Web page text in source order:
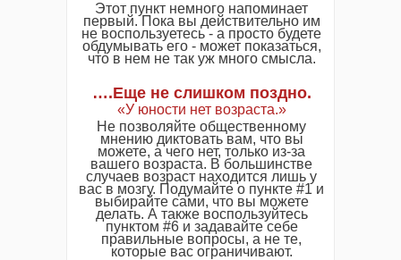
Этот пункт немного напоминает
первый. Пока вы действительно им
не воспользуетесь - а просто будете
обдумывать его - может показаться,
что в нем не так уж много смысла.
….Еще не слишком поздно.
«У юности нет возраста.»
Не позволяйте общественному
мнению диктовать вам, что вы
можете, а чего нет, только из-за
вашего возраста. В большинстве
случаев возраст находится лишь у
вас в мозгу. Подумайте о пункте #1 и
выбирайте сами, что вы можете
делать. А также воспользуйтесь
пунктом #6 и задавайте себе
правильные вопросы, а не те,
которые вас ограничивают.